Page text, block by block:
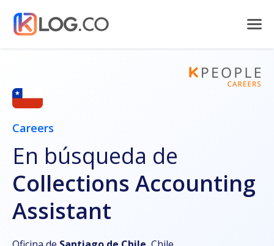
Careers
En búsqueda de
Collections Accounting
Assistant